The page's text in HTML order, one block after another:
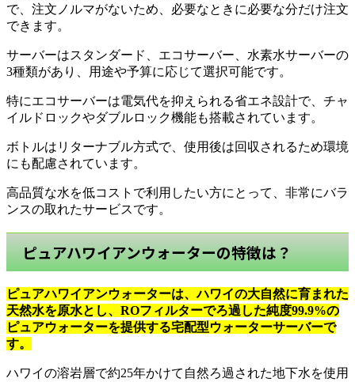
で、注文ノルマがないため、必要なときに必要な分だけ注文
できます。
サーバーはスタンダード、エコサーバー、水素水サーバーの
3種類があり、用途や予算に応じて選択可能です。
特にエコサーバーは電気代を抑えられる省エネ設計で、チャ
イルドロックやダブルロック機能も搭載されています。
ボトルはリターナブル方式で、使用後は回収されるため環境
にも配慮されています。
高品質な水を低コストで利用したい方にとって、非常にバラ
ンスの取れたサービスです。
ピュアハワイアンウォーターの特徴は？
ピュアハワイアンウォーターは、ハワイの大自然に育まれた
天然水を原水とし、ROフィルターでろ過した純度99.9%の
ピュアウォーターを提供する宅配型ウォーターサーバーで
す。
ハワイの溶岩層で約25年かけて自然ろ過された地下水を使用